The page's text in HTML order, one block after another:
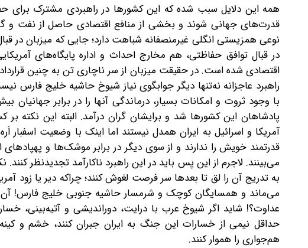
همه این دلایل سبب شده که این کشورها در راهبردی مشترک برای
قدرت‌های جهانی شوند و بخشی از منافع اقتصادی حاصل از نفت و
نوعی همزیستی انگلی غیرمنصفانه شباهت دارد؛ جایی که میزبان در
در قبال توافق حفاظتی، هم مخارج احداث و اداره پایگاه‌های
اقتصادی شده است. در حقیقت میزبان از سر ناچاری تن به چنین
راهبرد عاجزانه نه‌تنها دیگر جوابگوی نیاز شیوخ حاشیه خلیج فارس
با وجود ثروت و امکانات بسیار، درماندگی آنها را در برابر
پادشاهان این کشورها شد و برایشان گران درآمد. البته این نکته
آمریکا و اسرائیل به ایران همدل نیستند اما اینک با وضعیت
قدرتمند خویش را ندارند و از سوی دیگر در برابر موشک‌ها و
می‌بینند. لاجرم از این پس باید در این راهبرد ناکارآمد تجدید‌نظر
به تدریج آن را لق تا بعدها سر فرصت لغوش کنند؛ چراکه دیر یا زود
می‌ماند و همسایگان کوچک و شرمسار حاشیه جنوبی خلیج فارس! آن
عداوت‌؟! شاید اگر شیوخ عرب با درایت، دوراندیشی و آتیه‌بینی،
حداقل نیمی از خسارات این جنگ به ایران جبران کنند، خشم و
هم‌جواری را هموار کنند.